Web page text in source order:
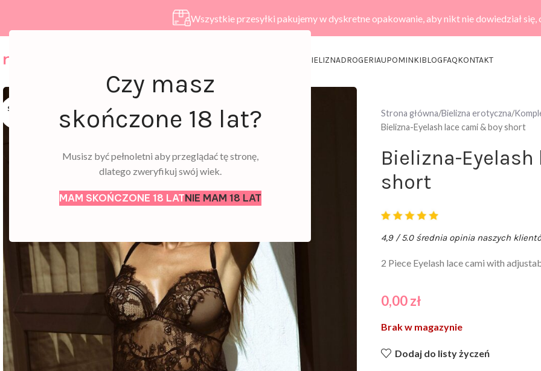
Czy masz
skończone 18 lat?
Musisz być pełnoletni aby przeglądać tę stronę,
dlatego zweryfikuj swój wiek.
MAM SKOŃCZONE 18 LATNIE MAM 18 LAT
Wszystkie przesyłki pakujemy w dyskretne opakowanie, aby nikt nie dowiedział się,
BIELIZNADROGERIAUPOMINKIBLOGFAQKONTAKT
SOLD
Strona główna Bielizna erotyczna
Bielizna-Eyelash lace cami & boy short
Bielizna-
short
4,9 / 5.0 średnia opinia naszych
2 Piece Eyelash lace cami with
0,00zł
Brak w magazynie
Dodaj do listy życzeń